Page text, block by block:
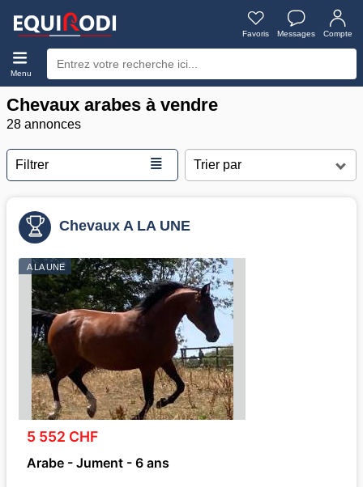
Favoris Messages Compte
Menu
Chevaux arabes à vendre
28 annonces
Filtrer ≣
Chevaux A LA UNE
A LA UNE
5 552 CHF
Arabe - Jument - 6 ans